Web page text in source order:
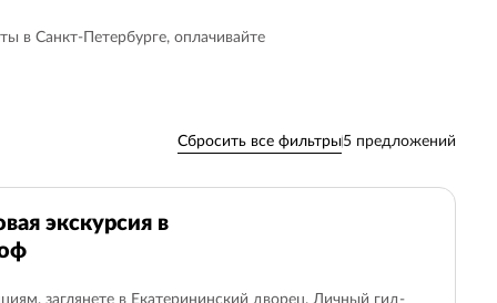
в Санкт-Петербурге, оплачивайте
Метеоры в Кронштадт 11 Рускеальский
Сбросить все фильтры5 предложений
экскурсия в
заглянете в Екатерининский дворец. Личный гид-